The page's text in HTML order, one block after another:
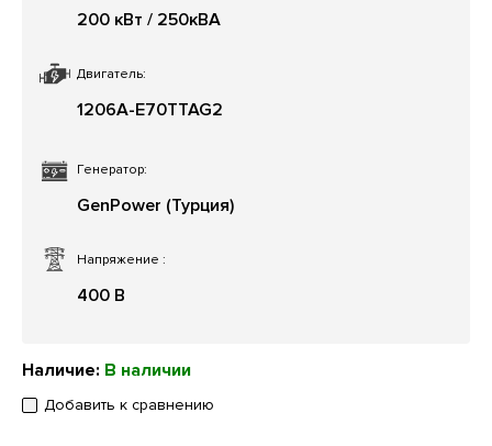
Двигатель:
1206A-E70TTAG2
Напряжение :
400 В
200 кВт / 250кВА
Генератор:
GenPower (Турция)
Наличие: В наличии
Добавить к сравнению